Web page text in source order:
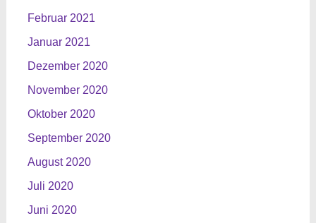
Februar 2021
Januar 2021
Dezember 2020
November 2020
Oktober 2020
September 2020
August 2020
Juli 2020
Juni 2020